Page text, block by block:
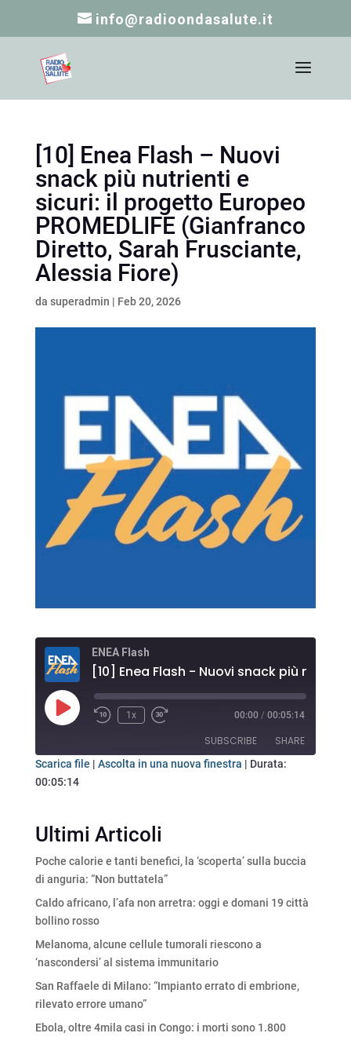
info@radioondasalute.it
[10] Enea Flash – Nuovi
snack più nutrienti e
sicuri: il progetto Europeo
PROMEDLIFE (Gianfranco
Diretto, Sarah Frusciante,
Alessia Fiore)
da superadmin | Feb 20, 2026
ENEA Flash
Play
Episode
Rewind
1x
Fast
seconds
00:00 / 00:05:14
SUBSCRIBE SHARE
SHARE
Scarica file | Ascolta in una nuova finestra | Durata:
00:05:14
Ultimi Articoli
Poche calorie e tanti benefici, la ‘scoperta’ sulla buccia
di anguria: “Non buttatela”
Caldo africano, l’afa non arretra: oggi e domani 19 città
bollino rosso
Melanoma, alcune cellule tumorali riescono a
‘nascondersi’ al sistema immunitario
San Raffaele di Milano: “Impianto errato di embrione,
rilevato errore umano”
Ebola, oltre 4mila casi in Congo: i morti sono 1.800